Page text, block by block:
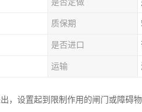
是否定做
质保期
是否进口
运输
，设置起到限制作用的闸门或障碍